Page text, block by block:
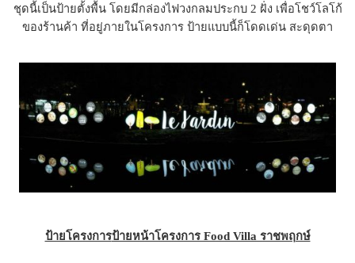
ชุดนี้เป็นป้ายตั้งพื้น โดยมีกล่องไฟวงกลมประกบ 2 ฝั่ง เพื่อโชว์โลโก้
ของร้านค้า ที่อยู่ภายในโครงการ ป้ายแบบนี้ก็โดดเด่น สะดุดตา
ป้ายโครงการป้ายหน้าโครงการ Food Villa ราชพฤกษ์